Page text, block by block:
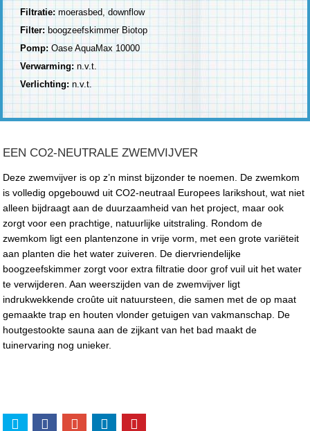
Filtratie: moerasbed, downflow
Filter: boogzeefskimmer Biotop
Pomp: Oase AquaMax 10000
Verwarming: n.v.t.
Verlichting:n.v.t.
EEN CO2-NEUTRALE ZWEMVIJVER
Deze zwemvijver is op z’n minst bijzonder te noemen. De zwemkom
is volledig opgebouwd uit CO2-neutraal Europees larikshout, wat niet
alleen bijdraagt aan de duurzaamheid van het project, maar ook
zorgt voor een prachtige, natuurlijke uitstraling. Rondom de
zwemkom ligt een plantenzone in vrije vorm, met een grote variëteit
aan planten die het water zuiveren. De diervriendelijke
boogzeefskimmer zorgt voor extra filtratie door grof vuil uit het water
te verwijderen. Aan weerszijden van de zwemvijver ligt
indrukwekkende croûte uit natuursteen, die samen met de op maat
gemaakte trap en houten vlonder getuigen van vakmanschap. De
houtgestookte sauna aan de zijkant van het bad maakt de
tuinervaring nog unieker.